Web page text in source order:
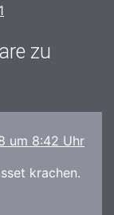
zu
um 8:42 Uhr
krachen.